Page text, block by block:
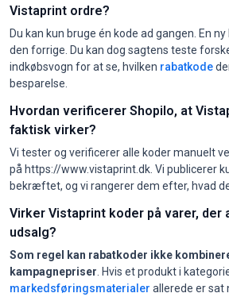
Vistaprint ordre?
Du kan kun bruge én kode ad gangen. En
den forrige. Du kan dog sagtens teste
indkøbsvogn for at se, hvilken rabatkode
besparelse.
Hvordan verificerer Shopilo, at
faktisk virker?
Vi tester og verificerer alle koder manuelt
på https://www.vistaprint.dk. Vi publicerer
bekræftet, og vi rangerer dem efter, hvad
Virker Vistaprint koder på varer, der
udsalg?
Som regel kan rabatkoder ikke
kampagnepriser . Hvis et produkt i
markedsføringsmaterialer allerede er sat